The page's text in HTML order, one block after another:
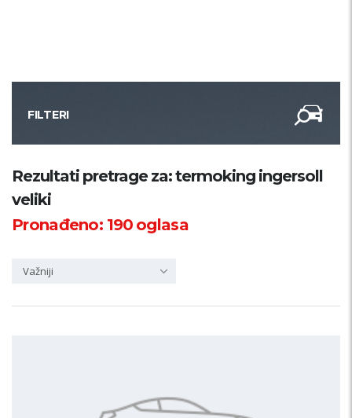
FILTERI
Kategorija
Županija
Rezultati pretrage za: termoking ingersoll
veliki
Pronađeno: 190oglasa
Važniji